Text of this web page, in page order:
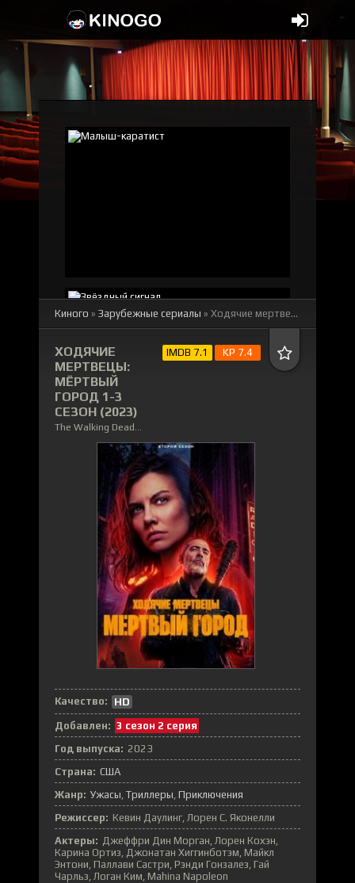
Киного » Зарубежные сериалы » Ходячие мертвецы: Мёртвый город 1-3 сезон
ХОДЯЧИЕ
МЕРТВЕЦЫ:
МЁРТВЫЙ
ГОРОД 1-3
СЕЗОН (2023)
The Walking Dead: Dead City
IMDB 7.1 KP 7.4
Качество:
HD
Добавлен: 3 сезон 2 серия
Год выпуска: 2023
Страна: США
Жанр: Ужасы Триллеры Приключения
Режиссер: Кевин Даулинг, Лорен С. Яконелли
Актеры: Джеффри Дин Морган, Лорен Кохэн,
Карина Ортиз, Джонатан Хиггинботэм, Майкл
Энтони, Паллави Састри, Рэнди Гонзалез, Гай
Чарльз, Логан Ким, Mahina Napoleon